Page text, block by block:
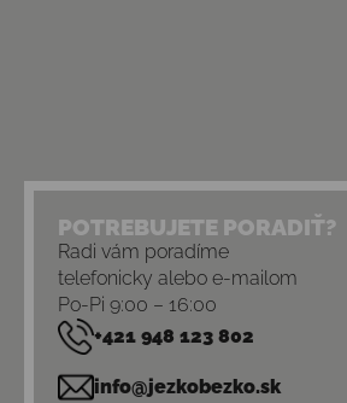
POTREBUJETE PORADIŤ?
Radi vám poradíme
telefonicky alebo e-mailom
Po-Pi 9:00 – 16:00
+421 948 123 802
info@jezkobezko.sk